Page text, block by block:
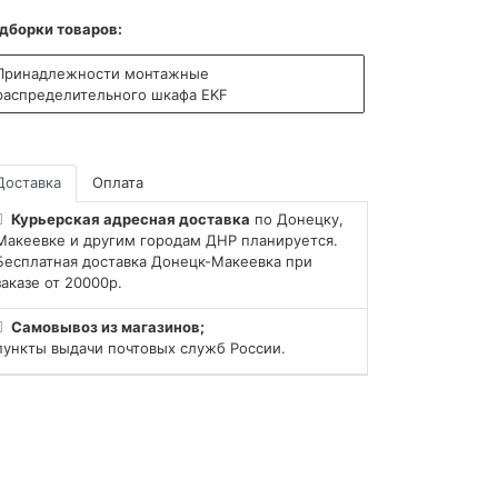
товаров:
монтажные
шкафа EKF
Оплата
Курьерская адресная доставка по Донецку,
и другим городам ДНР планируется.
доставка Донецк-Макеевка при
от 20000р.
Самовывоз из магазинов;
выдачи почтовых служб России.